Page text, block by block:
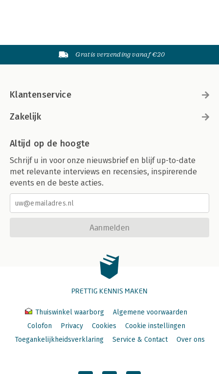
Gratis verzending vanaf €20
Klantenservice
Zakelijk
Altijd op de hoogte
Schrijf u in voor onze nieuwsbrief en blijf up-to-date
met relevante interviews en recensies, inspirerende
events en de beste acties.
Aanmelden
PRETTIG KENNIS MAKEN
Thuiswinkel waarborg
Algemene voorwaarden
Colofon
Privacy Cookies
Cookie instellingen
Toegankelijkheidsverklaring
Service & Contact Over ons